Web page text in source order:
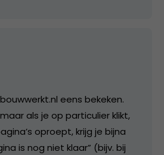
eens bekeken.
als je op particulier klikt,
oproept, krijg je bijna
is nog niet klaar” (bijv. bij